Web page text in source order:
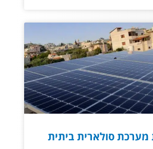
מערכת סולארית ביתית